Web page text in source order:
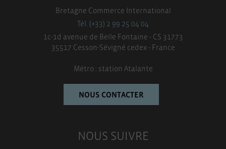
Bretagne Commerce International
Tél. (+33) 2 99 25 04 04
1c-1d avenue de Belle Fontaine - CS 31773
35517 Cesson-Sévigné cedex - France
Métro : station Atalante
NOUS CONTACTER
NOUS SUIVRE